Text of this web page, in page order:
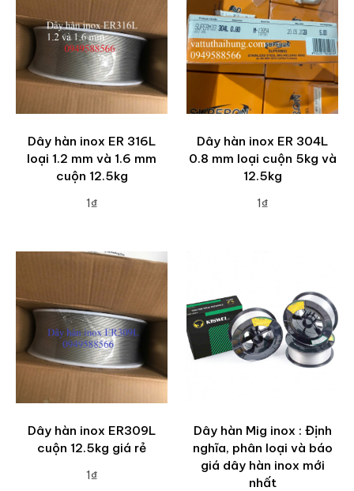
Dây hàn inox ER 316L
loại 1.2 mm và 1.6 mm
cuộn 12.5kg
1₫
Dây hàn inox ER 304L
0.8 mm loại cuộn 5kg và
12.5kg
1₫
Dây hàn inox ER309L
cuộn 12.5kg giá rẻ
1₫
Dây hàn Mig inox : Định
nghĩa, phân loại và báo
giá dây hàn inox mới
nhất